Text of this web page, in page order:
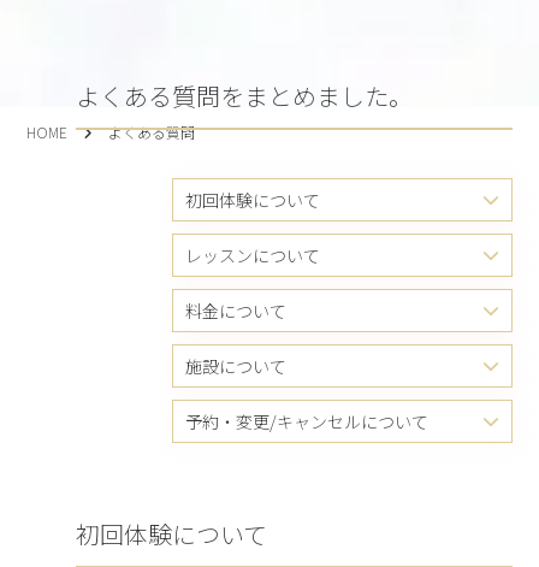
HOME よくある質問
よくある質問をまとめました。
初回体験について
レッスンについて
料金について
施設について
予約・変更/キャンセルについて
初回体験について